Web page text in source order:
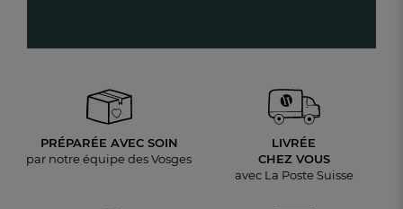
PRÉPARÉE AVEC SOIN
par notre équipe des Vosges
LIVRÉE
CHEZ VOUS
avec La Poste Suisse